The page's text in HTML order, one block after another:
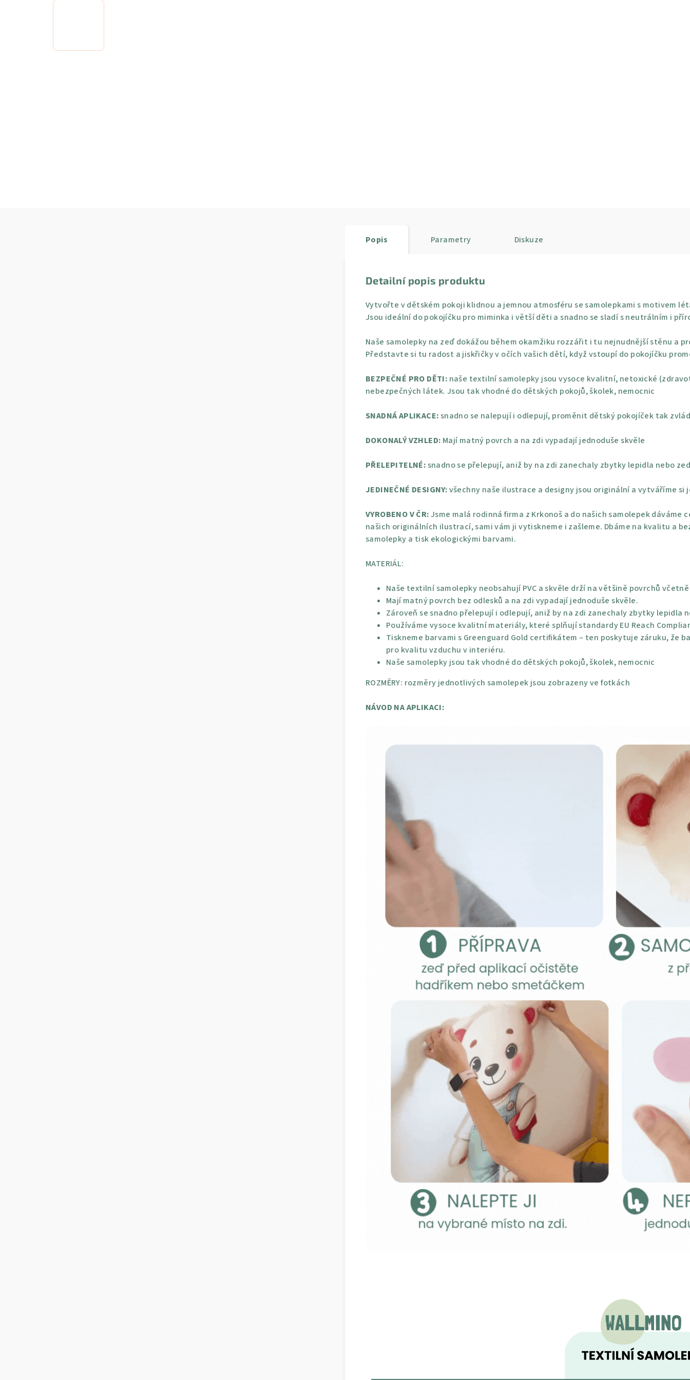
Popis Parametry Diskuze
Detailní popis produktu
Vytvořte v dětském pokoji klidnou a jemnou atmosféru se samolepkami s motivem
Jsou ideální do pokojíčku pro miminka i větší děti a snadno se sladí s neutrálním i
Naše samolepky na zeď dokážou během okamžiku rozzářit i tu nejnudnější stěnu a
Představte si tu radost a jiskřičky v očích vašich dětí, když vstoupí do pokojíčku
BEZPEČNÉ PRO DĚTI: naše textilní samolepky jsou vysoce kvalitní, netoxické
nebezpečných látek. Jsou tak vhodné do dětských pokojů, školek, nemocnic
SNADNÁ APLIKACE:snadno se nalepují i odlepují, proměnit dětský pokojíček tak
DOKONALÝ VZHLED: Mají matný povrch a na zdi vypadají jednoduše skvěle
PŘELEPITELNÉ:snadno se přelepují, aniž by na zdi zanechaly zbytky lepidla nebo
JEDINEČNÉ DESIGNY:všechny naše ilustrace a designy jsou originální a vytváříme si
VYROBENO V ČR:Jsme malá rodinná firma z Krkonoš a do našich samolepek dáváme
našich originálních ilustrací, sami vám ji vytiskneme i zašleme. Dbáme na kvalitu a
samolepky a tisk ekologickými barvami.
MATERIÁL:
Naše textilní samolepky neobsahují PVC a skvěle drží na většině povrchů
Mají matný povrch bez odlesků a na zdi vypadají jednoduše skvěle.
Zároveň se snadno přelepují i odlepují, aniž by na zdi zanechaly zbytky lepidla
Používáme vysoce kvalitní materiály, které splňují standardy EU Reach
Tiskneme barvami s Greenguard Gold certifikátem – ten poskytuje záruku, že
pro kvalitu vzduchu v interiéru.
Naše samolepky jsou tak vhodné do dětských pokojů, školek, nemocnic
ROZMĚRY: rozměry jednotlivých samolepek jsou zobrazeny ve fotkách
NÁVOD NA APLIKACI: